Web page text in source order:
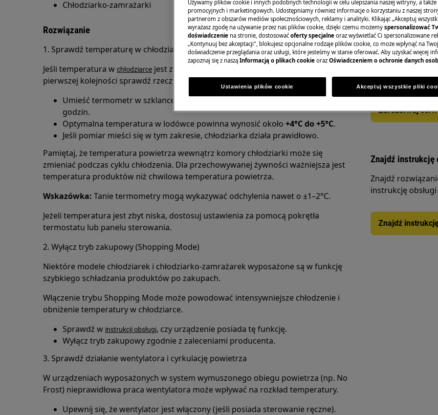
Chłodziarko-zamrażarki
Rozwiązanie
1. Sprawdź temperaturę w chłodziarce
Jeśli temperatura w chłodziarce jest zbyt niska lub lodówka mrozi żywność, w
pierwszej kolejności sprawdź rzeczywistą temperaturę wewnątrz urządzenia.
Umieść termometr w szklance z wodą i pozostaw ją w chłodziarce przez kilka
godzin.
Optymalna temperatura w lodówce powinna wynosić około +4°C do +5°C.
Jeśli pomiar mieści się w tym zakresie, chłodziarka działa prawidłowo.
Pamiętaj, że temperatura powietrza wewnątrz komory chłodziarki może się
zmieniać podczas cyklu chłodzenia. Dla przechowywanej żywności ważniejsza jest
temperatura produktów niż chwilowa temperatura powietrza.
Wskazówka: Tanie termometry mogą wykazywać odchylenia nawet o ±1–2°C.
Jeżeli temperatura jest zbyt niska, dostosuj ustawienia za pomocą pokrętła
termostatu lub panelu sterowania.
2. Wyłącz tryb zakupowy (Shopping Mode)
Niektóre modele chłodziarek i chłodziarko-zamrażarek wyposażone są w funkcję
szybkiego schładzania produktów po zakupach.
Włączenie trybu Shopping Mode może powodować intensywniejsze chłodzenie i
obniżenie temperatury w chłodziarce.
Sprawdź w instrukcji obsługi, czy urządzenie posiada tę funkcję.
Wyłącz tryb zakupowy zgodnie z zaleceniami producenta.
3. Sprawdź działanie wentylatora i cyrkulację powietrza
W urządzeniach wyposażonych w system wymuszonego obiegu powietrza (np. No
Frost) nieprawidłowa praca wentylatora może wpływać na rozkład temperatury.
Upewnij się, że wentylator jest włączony (jeśli posiada sterowanie ręczne).
Zamów wizytę
W celu
do strony Serwis.
Zarezerwuj
Znajdź instrukcję
Znajdź
instrukcję
Znajdź
Używamy plików cookie i innych podobnych technologii w celu ulepszania naszej witryny, a także
promocyjnych i marketingowych. Udostępniamy również informacje o korzystaniu z naszej
partnerom z obszarów mediów społecznościowych, reklamy i analityki. Klikając „Akceptuj
wyrażasz zgodę na używanie przez nas plików cookie, dzięki czemu możemy spersonalizować
doświadczenie na stronie, dostosować oferty specjalne oraz wyświetlać Ci spersonalizowane
„Kontynuuj bez akceptacji", blokujesz opcjonalne rodzaje plików cookie, co może wpłynąć na
doświadczenie przeglądania oraz usługi, które jesteśmy w stanie oferować. Aby uzyskać więcej
zapoznaj się z naszą Informacją o plikach cookie oraz Oświadczeniem o ochronie danych
Ustawienia plików cookie Akceptuj wszystkie pliki